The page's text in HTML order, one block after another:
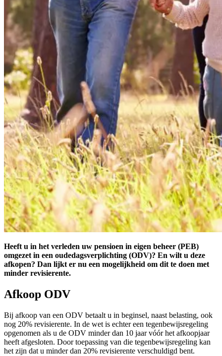
Heeft u in het verleden uw pensioen in eigen beheer (PEB)
omgezet in een oudedagsverplichting (ODV)? En wilt u deze
afkopen? Dan lijkt er nu een mogelijkheid om dit te doen met
minder revisierente.
Afkoop ODV
Bij afkoop van een ODV betaalt u in beginsel, naast belasting, ook
nog 20% revisierente. In de wet is echter een tegenbewijsregeling
opgenomen als u de ODV minder dan 10 jaar vóór het afkoopjaar
heeft afgesloten. Door toepassing van die tegenbewijsregeling kan
het zijn dat u minder dan 20% revisierente verschuldigd bent.